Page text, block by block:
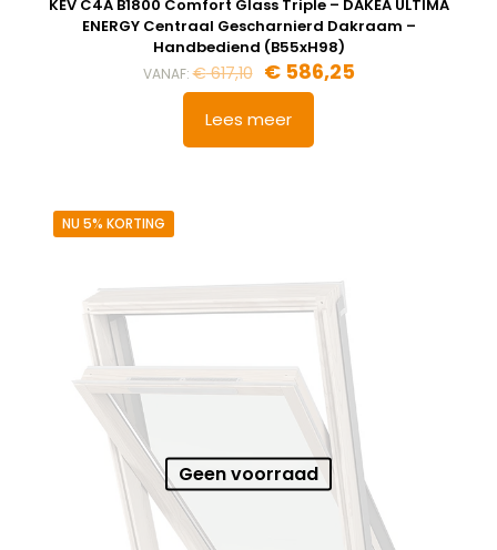
KEV C4A B1800 Comfort Glass Triple – DAKEA ULTIMA
ENERGY Centraal Gescharnierd Dakraam –
Handbediend (B55xH98)
VANAF:€617,10 Oorspronkelijke
prijs
was:
€ 617,10.
€586,25Huidige
Lees meer
NU 5% KORTING
Geen voorraad